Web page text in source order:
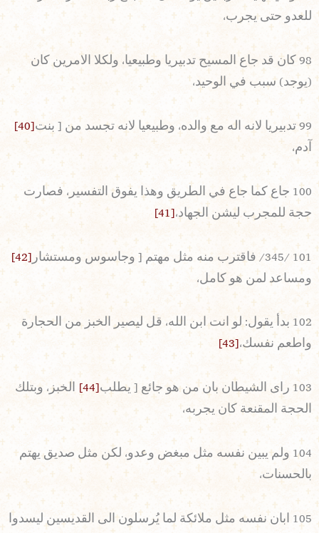
للعدو حتى يجرب،
98 كان قد جاع المسيح تدبيريا وطبيعيا، ولكلا الامرين كان
(يوجد) سبب في الوحيد،
99 تدبيريا لانه اله مع والده، وطبيعيا لانه تجسد من [ بنت
[40]
آدم،
100 جاع كما جاع في الطريق وهذا يفوق التفسير، فصارت
حجة للمجرب ليشن الجهاد،[41]
101 /345/ فاقترب منه مثل مهتم [ وجاسوس ومستشار
[42]
ومساعد لمن هو كامل،
102 بدأ يقول: لو انت ابن الله، قل ليصير الخبز من الحجارة
واطعم نفسك، [43]
103 راى الشيطان بان من هو جائع [ يطلب [44]
الخبز، وبتلك
الحجة المقنعة كان يجربه،
104 ولم يبين نفسه مثل مبغض وعدو، لكن مثل صديق يهتم
بالحسنات،
105 ابان نفسه مثل ملائكة لما يُرسلون الى القديسين ليسدوا